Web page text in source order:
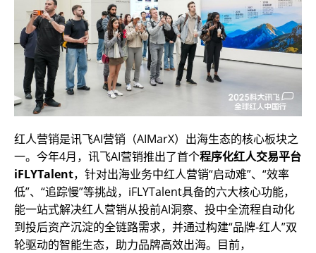
红人营销是讯飞AI营销（AIMarX）出海生态的核心板块之
一。今年4月，讯飞AI营销推出了首个程序化红人交易平台
iFLYTalent，针对出海业务中红人营销“启动难”、“效率
低”、“追踪慢”等挑战，iFLYTalent具备的六大核心功能，
能一站式解决红人营销从投前AI洞察、投中全流程自动化
到投后资产沉淀的全链路需求，并通过构建“品牌-红人”双
轮驱动的智能生态，助力品牌高效出海。目前，